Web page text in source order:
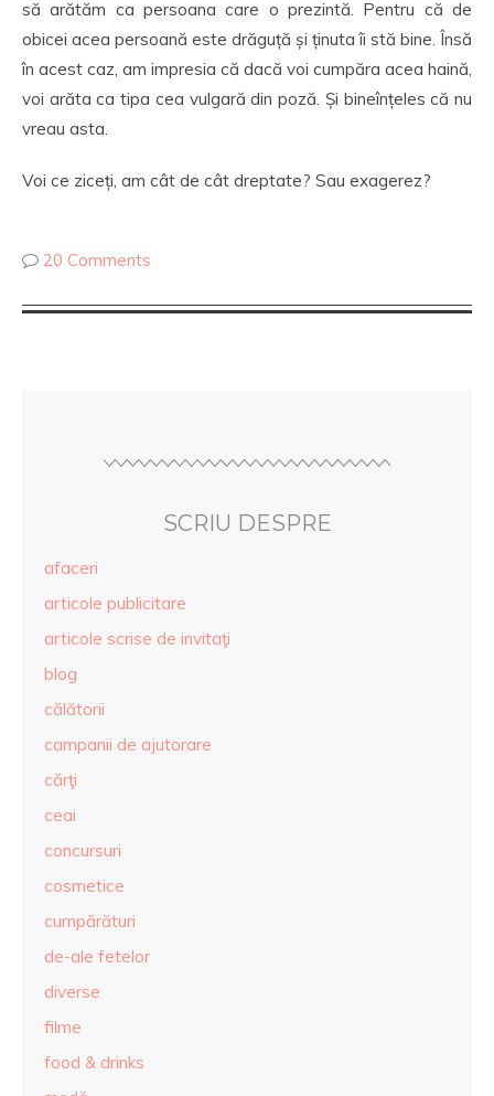
să arătăm ca persoana care o prezintă. Pentru că de
obicei acea persoană este drăguță și ținuta îi stă bine. Însă
în acest caz, am impresia că dacă voi cumpăra acea haină,
voi arăta ca tipa cea vulgară din poză. Și bineînțeles că nu
vreau asta.
Voi ce ziceți, am cât de cât dreptate? Sau exagerez?
20 Comments
SCRIU DESPRE
afaceri
articole publicitare
articole scrise de invitaţi
blog
călătorii
campanii de ajutorare
cărţi
ceai
concursuri
cosmetice
cumpărături
de-ale fetelor
diverse
filme
food & drinks